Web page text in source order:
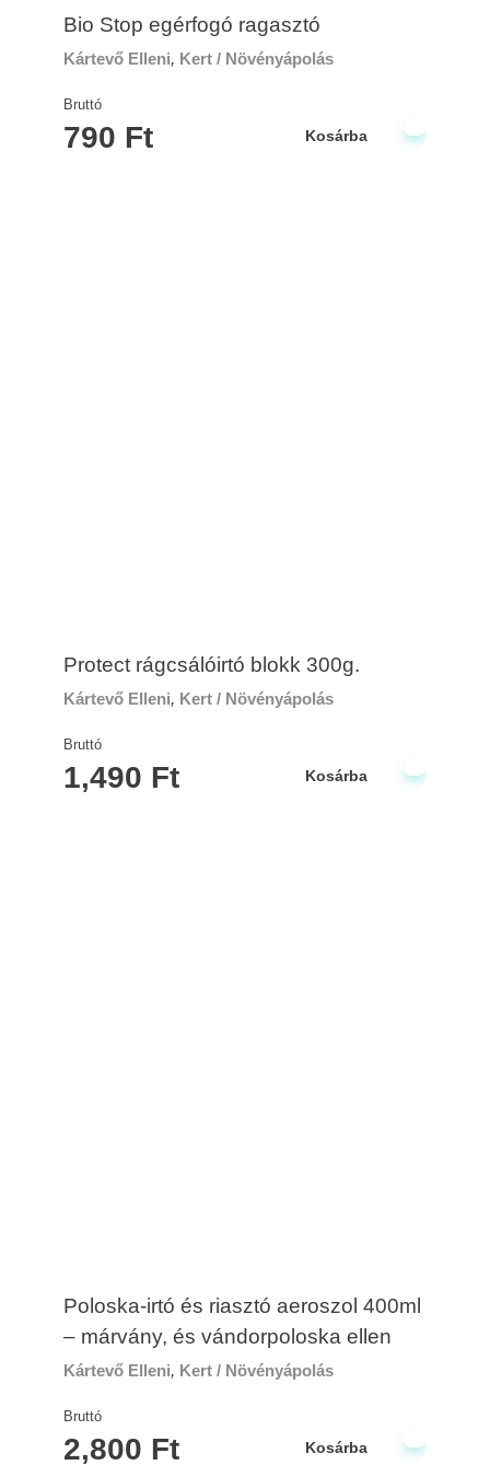
Bio Stop egérfogó ragasztó
790 Ft
Bruttó
Kártevő Elleni, Kert / Növényápolás
Kosárba
Protect rágcsálóirtó blokk 300g.
1,490 Ft
Bruttó
Kártevő Elleni, Kert / Növényápolás
Kosárba
Poloska-irtó és riasztó aeroszol 400ml
– márvány, és vándorpoloska ellen
2,800 Ft
Bruttó
Kártevő Elleni, Kert / Növényápolás
Kosárba